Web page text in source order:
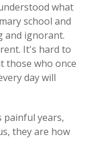
what
school and
and ignorant.
It's hard to
those who once
day will
painful years,
they are how